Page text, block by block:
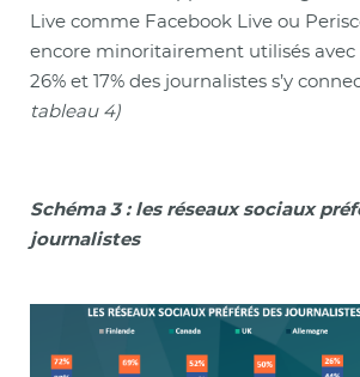
Live comme Facebook Live ou
encore minoritairement utilisés
26% et 17% des journalistes s’y
tableau 4)
Schéma 3 : les réseaux sociaux
journalistes